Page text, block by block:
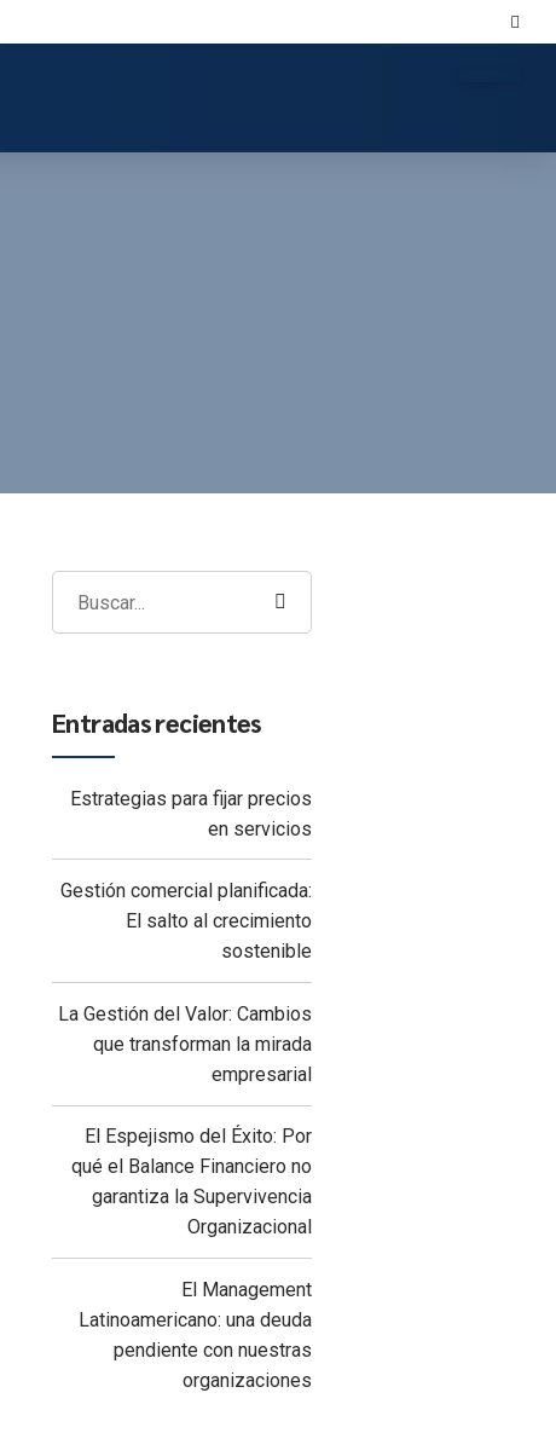
Entradas recientes
Estrategias para fijar precios
en servicios
Gestión comercial planificada:
El salto al crecimiento
sostenible
La Gestión del Valor: Cambios
que transforman la mirada
empresarial
El Espejismo del Éxito: Por
qué el Balance Financiero no
garantiza la Supervivencia
Organizacional
El Management
Latinoamericano: una deuda
pendiente con nuestras
organizaciones